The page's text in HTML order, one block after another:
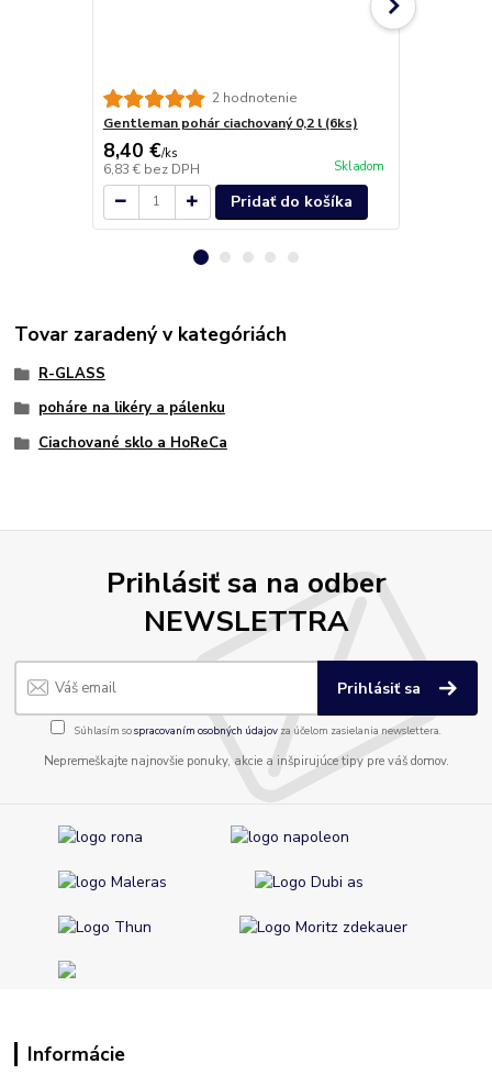
2 hodnotenie
Gentleman pohár ciachovaný 0,2 l (6ks)
8,40 €/ks
6,83 € bez DPH Skladom
Pridať do košíka
Tovar zaradený v kategóriách
R-GLASS
poháre na likéry a pálenku
Ciachované sklo a HoReCa
Prihlásiť sa na odber
NEWSLETTRA
Prihlásiť sa
Súhlasím sospracovaním osobných údajov za účelom zasielania newslettera.
Nepremeškajte najnovšie ponuky, akcie a inšpirujúce tipy pre váš domov.
Informácie